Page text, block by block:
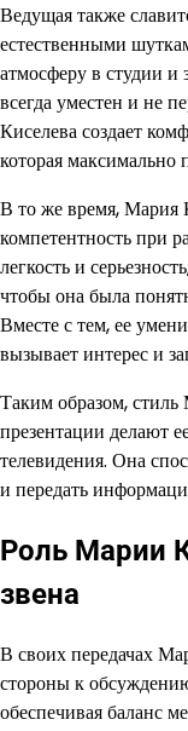
Ведущая также
естественными
атмосферу в студии и
всегда уместен и не
Киселева создает
которая максимально
В то же время, Мария
компетентность при
легкость и
чтобы она была
Вместе с тем, ее
вызывает интерес и
Таким образом,
презентации делают
телевидения. Она
и передать
Роль Марии
звена
В своих передачах
стороны к
обеспечивая баланс